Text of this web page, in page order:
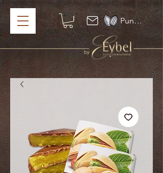
Punkte ansehen